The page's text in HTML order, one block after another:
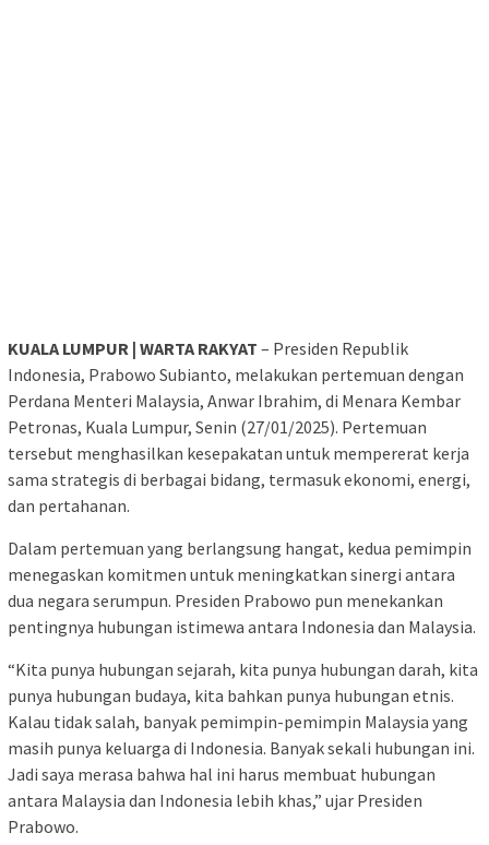
KUALA LUMPUR | WARTA RAKYAT – Presiden Republik
Indonesia, Prabowo Subianto, melakukan pertemuan dengan
Perdana Menteri Malaysia, Anwar Ibrahim, di Menara Kembar
Petronas, Kuala Lumpur, Senin (27/01/2025). Pertemuan
tersebut menghasilkan kesepakatan untuk mempererat kerja
sama strategis di berbagai bidang, termasuk ekonomi, energi,
dan pertahanan.
Dalam pertemuan yang berlangsung hangat, kedua pemimpin
menegaskan komitmen untuk meningkatkan sinergi antara
dua negara serumpun. Presiden Prabowo pun menekankan
pentingnya hubungan istimewa antara Indonesia dan Malaysia.
“Kita punya hubungan sejarah, kita punya hubungan darah, kita
punya hubungan budaya, kita bahkan punya hubungan etnis.
Kalau tidak salah, banyak pemimpin-pemimpin Malaysia yang
masih punya keluarga di Indonesia. Banyak sekali hubungan ini.
Jadi saya merasa bahwa hal ini harus membuat hubungan
antara Malaysia dan Indonesia lebih khas,” ujar Presiden
Prabowo.